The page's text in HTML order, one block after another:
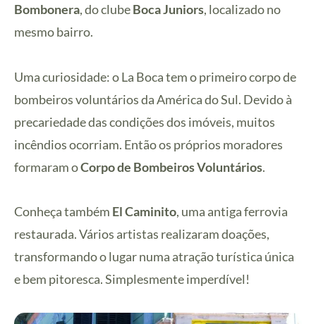
Bombonera, do clubeBoca Juniors, localizado no
mesmo bairro.
Uma curiosidade: o La Boca tem o primeiro corpo de
bombeiros voluntários da América do Sul. Devido à
precariedade das condições dos imóveis, muitos
incêndios ocorriam. Então os próprios moradores
formaram oCorpo de Bombeiros Voluntários.
Conheça também El Caminito, uma antiga ferrovia
restaurada. Vários artistas realizaram doações,
transformando o lugar numa atração turística única
e bem pitoresca. Simplesmente imperdível!